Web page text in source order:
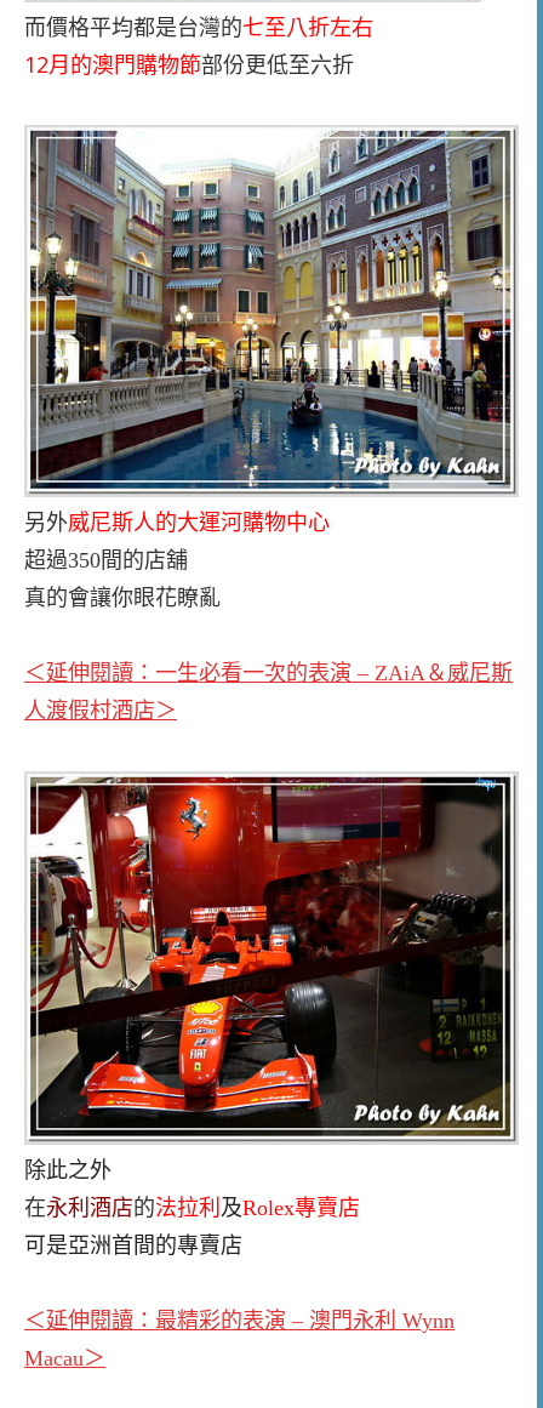
而價格平均都是台灣的七至八折左右
12月的澳門購物節部份更低至六折
另外威尼斯人的大運河購物中心
超過350間的店舖
真的會讓你眼花瞭亂
＜延伸閱讀：一生必看一次的表演 – ZAiA＆威尼斯
人渡假村酒店＞
除此之外
在永利酒店的法拉利 及Rolex專賣店
可是亞洲首間的專賣店
＜延伸閱讀：最精彩的表演 – 澳門永利 Wynn
Macau＞